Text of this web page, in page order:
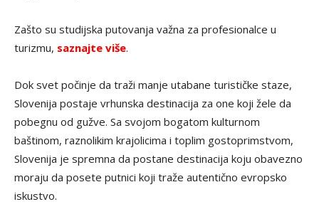
Zašto su studijska putovanja važna za profesionalce u
turizmu, saznajte više.
Dok svet počinje da traži manje utabane turističke staze,
Slovenija postaje vrhunska destinacija za one koji žele da
pobegnu od gužve. Sa svojom bogatom kulturnom
baštinom, raznolikim krajolicima i toplim gostoprimstvom,
Slovenija je spremna da postane destinacija koju obavezno
moraju da posete putnici koji traže autentično evropsko
iskustvo.